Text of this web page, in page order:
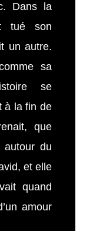
Dans la
tué son
un autre.
sa
se
à la fin de
que
autour du
et elle
quand
amour